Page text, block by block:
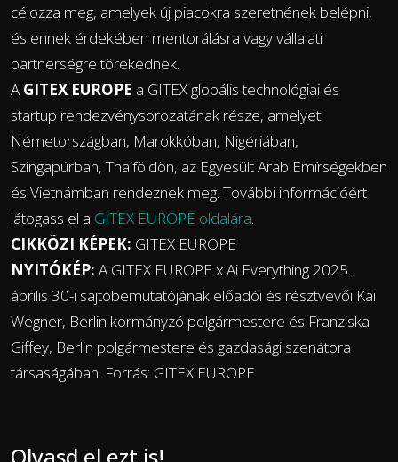
célozza meg, amelyek új piacokra szeretnének belépni,
és ennek érdekében mentorálásra vagy vállalati
partnerségre törekednek.
A GITEX EUROPE a GITEX globális technológiai és
startup rendezvénysorozatának része, amelyet
Németországban, Marokkóban, Nigériában,
Szingapúrban, Thaiföldön, az Egyesült Arab Emírségekben
és Vietnámban rendeznek meg. További információért
látogass el a GITEX EUROPE oldalára
CIKKÖZI KÉPEK: GITEX EUROPE
NYITÓKÉP: A GITEX EUROPE x Ai Everything 2025.
április 30-i sajtóbemutatójának előadói és résztvevői Kai
Wegner, Berlin kormányzó polgármestere és Franziska
Giffey, Berlin polgármestere és gazdasági szenátora
társaságában. Forrás: GITEX EUROPE
Olvasd el ezt is!